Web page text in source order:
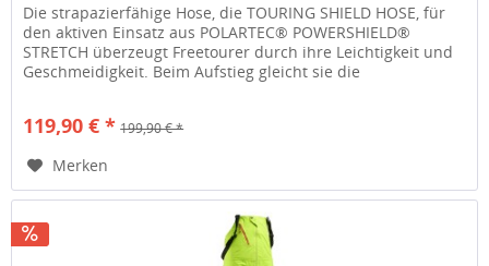
Die strapazierfähige Hose, die TOURING SHIELD HOSE, für
den aktiven Einsatz aus POLARTEC® POWERSHIELD®
STRETCH überzeugt Freetourer durch ihre Leichtigkeit und
Geschmeidigkeit. Beim Aufstieg gleicht sie die
119,90 € * 199,90 € *
Merken